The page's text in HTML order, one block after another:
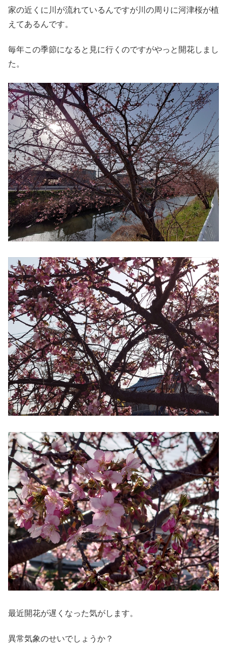
家の近くに川が流れているんですが川の周りに河津桜が植
えてあるんです。
毎年この季節になると見に行くのですがやっと開花しまし
た。
最近開花が遅くなった気がします。
異常気象のせいでしょうか？